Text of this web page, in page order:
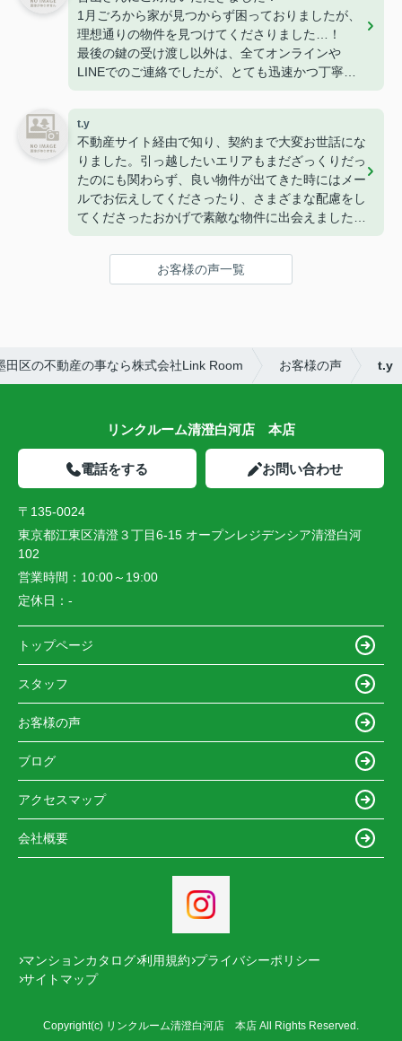
1月ごろから家が見つからず困っておりましたが、
理想通りの物件を見つけてくださりました…！
最後の鍵の受け渡し以外は、全てオンラインや
LINEでのご連絡でしたが、とても迅速かつ丁寧に
長年不動産にお勤めされているとのことで、知識も
豊富で色んなご相談にも乗ってくださります。
また家を探すときはぜひお願いします！
t.y
不動産サイト経由で知り、契約まで大変お世話にな
りました。引っ越したいエリアもまだざっくりだっ
たのにも関わらず、良い物件が出てきた時にはメー
ルでお伝えしてくださったり、さまざまな配慮をし
てくださったおかげで素敵な物件に出会えました
また、担当してくださった曽山さんは来店するまで
のメールが丁寧で、とても安心してやりとりするこ
お客様の声一覧
田区の不動産の事なら株式会社Link Room お客様の声 t.y
リンクルーム清澄白河店 本店
電話をする お問い合わせ
〒135-0024
東京都江東区清澄３丁目6-15 オープンレジデンシア清澄白河
102
営業時間： 10:00～19:00
定休日： -
トップページ
スタッフ
お客様の声
ブログ
アクセスマップ
会社概要
マンションカタログ 利用規約 プライバシーポリシー
サイトマップ
Copyright(c) リンクルーム清澄白河店 本店 All Rights Reserved.